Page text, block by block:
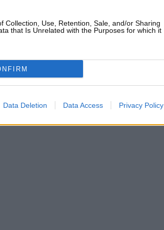
Collection, Use, Retention, Sale, and/or Sharing
that Is Unrelated with the Purposes for which it
Data Deletion Data Access Privacy Policy